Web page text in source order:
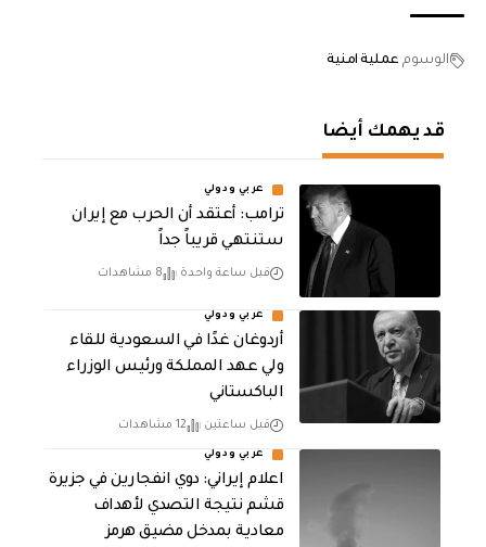
الوسوم عملية امنية
قد يهمك أيضا
عربي ودولي
‏ترامب: أعتقد أن الحرب مع إيران
ستنتهي قريباً جداً
قبل ساعة واحدة 8 مشاهدات
عربي ودولي
أردوغان غدًا في السعودية للقاء
ولي عهد المملكة ورئيس الوزراء
الباكستاني
قبل ساعتين 12 مشاهدات
عربي ودولي
اعلام إيراني: دوي انفجارين في جزيرة
قشم نتيجة التصدي لأهداف
معادية بمدخل مضيق هرمز